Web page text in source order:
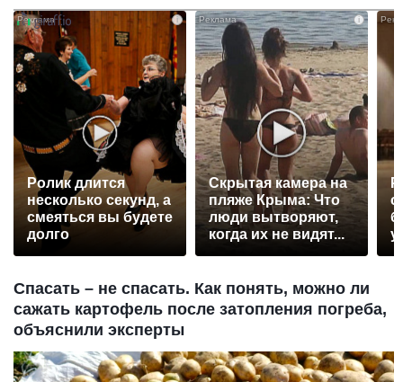
Ролик длится
несколько секунд, а
смеяться вы будете
долго
i
Скрытая камера на
пляже Крыма: Что
люди вытворяют,
когда их не видят...
Спасать – не спасать. Как понять, можно ли
сажать картофель после затопления погреба,
объяснили эксперты